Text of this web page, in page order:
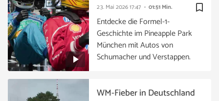
bookmark_border
23. Mai 202617:47 01:51 Min.
Entdecke die Formel-1-
Geschichte im Pineapple Park
München mit Autos von
Schumacher und Verstappen.
WM-Fieber in Deutschland